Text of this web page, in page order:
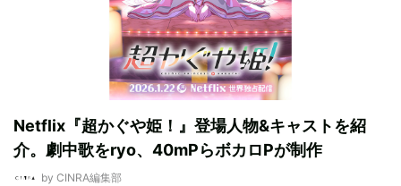
Netflix『超かぐや姫！』登場人物&キャストを紹
介。劇中歌をryo、40mPらボカロPが制作
by CINRA編集部